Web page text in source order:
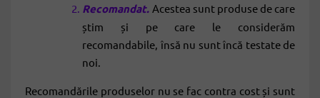
Recomandat. Acestea sunt produse de care
știm și pe care le considerăm
recomandabile, însă nu sunt încă testate de
noi.
Recomandările produselor nu se fac contra cost și sunt